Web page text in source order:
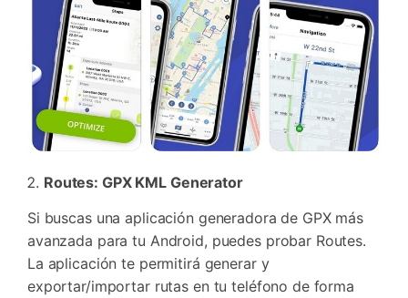
Routes: GPX KML Generator
Si buscas una aplicación generadora de GPX más
avanzada para tu Android, puedes probar Routes.
La aplicación te permitirá generar y
exportar/importar rutas en tu teléfono de forma